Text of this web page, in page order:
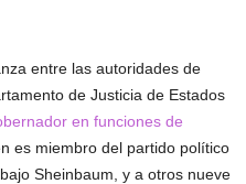
entre las autoridades de
de Justicia de Estados
en funciones de
es miembro del partido político
Sheinbaum, y a otros nueve